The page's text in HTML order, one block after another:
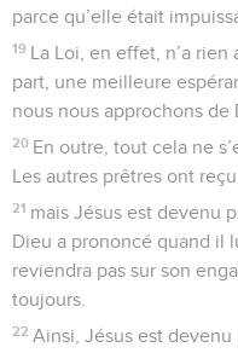
parce qu’elle était
19 La Loi, en effet, n’a rien
part, une meilleure
nous nous approchons de
20 En outre, tout cela ne
Les autres prêtres ont
21 mais Jésus est devenu
Dieu a prononcé quand il
reviendra pas sur son
toujours.
22 Ainsi, Jésus est devenu